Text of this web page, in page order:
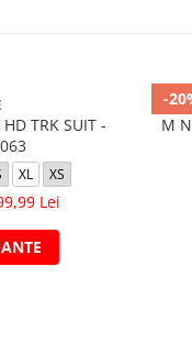
TRK SUIT -
XL XS
Lei
-
M